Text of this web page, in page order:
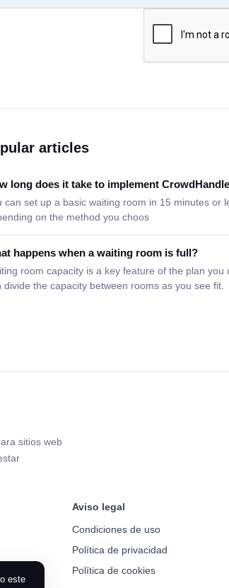
articles
long does it take to implement
can set up a basic waiting room in 15 minutes
on the method you choos
happens when a waiting room is full?
room capacity is a key feature of the plan
divide the capacity between rooms as you see fit.
sitios web
Aviso legal
Condiciones de uso
Política de privacidad
Política de cookies
este